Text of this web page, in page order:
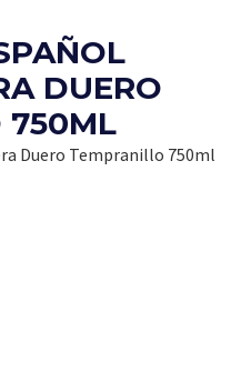
DUERO
750ML
Duero Tempranillo 750ml